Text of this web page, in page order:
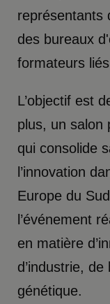
représentants
des bureaux
formateurs
L’objectif est
plus, un salon
qui consolide
l’innovation
Europe du
l’événement
en matière
d’industrie,
génétique.